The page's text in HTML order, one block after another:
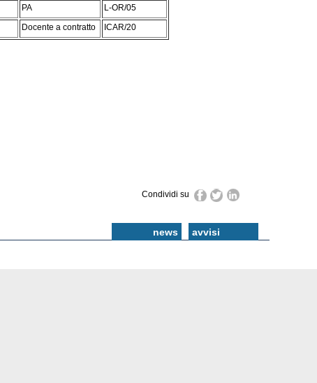
PA
L-OR/05
Docente a contratto ICAR/20
Condividi su
news avvisi